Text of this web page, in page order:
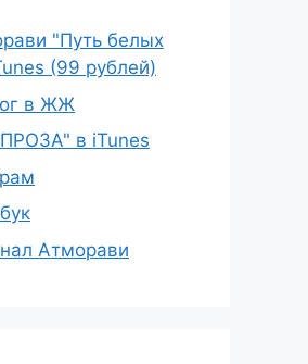
"Путь белых
(99 рублей)
в ЖЖ
в iTunes
Атморави